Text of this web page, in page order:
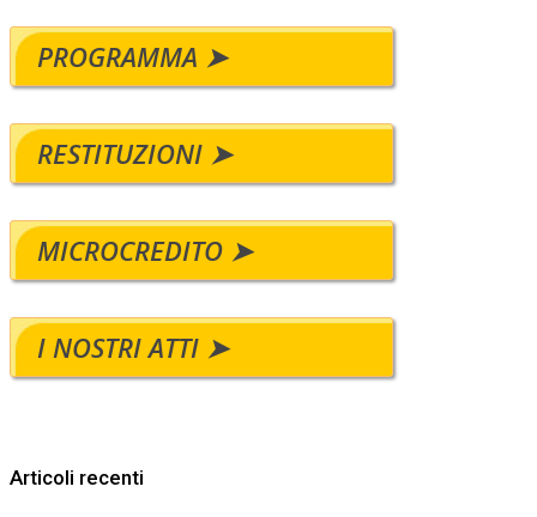
PROGRAMMA ➤
RESTITUZIONI ➤
MICROCREDITO ➤
I NOSTRI ATTI ➤
Articoli recenti